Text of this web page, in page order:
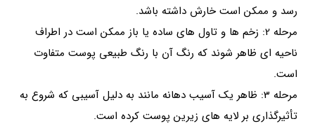
رسد و ممکن است خارش داشته باشد.
مرحله 2: زخم ها و تاول های ساده یا باز ممکن است در اطراف
ناحیه ای ظاهر شوند که رنگ آن با رنگ طبیعی پوست متفاوت
است.
مرحله 3: ظاهر یک آسیب دهانه مانند به دلیل آسیبی که شروع به
تأثیرگذاری بر لایه های زیرین پوست کرده است.